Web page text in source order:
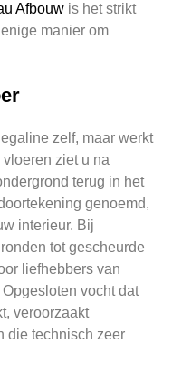
Afbouw is het strikt
manier om
zelf, maar werkt
ziet u na
terug in het
genoemd,
interieur. Bij
tot gescheurde
liefhebbers van
vocht dat
veroorzaakt
die technisch zeer